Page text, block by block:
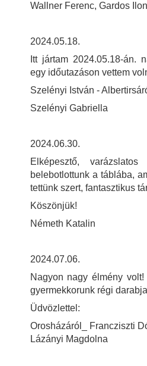
Wallner Ferenc, Gardos
2024.05.18.
Itt jártam 2024.05.18-án.
egy időutazáson vettem
Szelényi István -
Szelényi Gabriella
2024.06.30.
Elképesztő,
belebotlottunk a táblába,
tettünk szert, fantasztikus
Köszönjük!
Németh Katalin
2024.07.06.
Nagyon nagy élmény
gyermekkorunk régi
Üdvözlettel:
Orosházáról_ Francziszti
Lázányi Magdolna